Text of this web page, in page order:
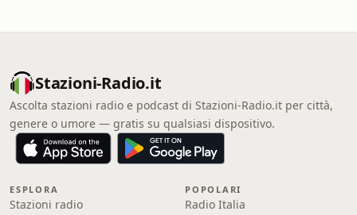
Stazioni-Radio.it
Ascolta stazioni radio e podcast di Stazioni-Radio.it per città,
genere o umore — gratis su qualsiasi dispositivo.
ESPLORA
Stazioni radio
POPOLARI
Radio Italia